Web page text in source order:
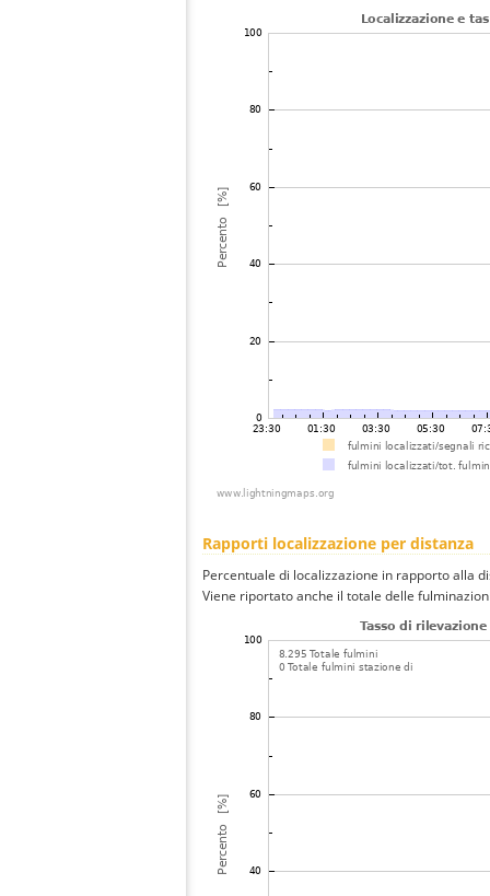
Rapporti localizzazione per distanza
Percentuale di localizzazione in rapporto alla
Viene riportato anche il totale delle